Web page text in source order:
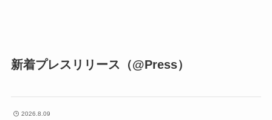
新着プレスリリース（@Press）
2026.8.09